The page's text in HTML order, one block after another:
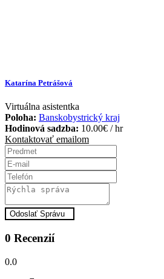
Katarína Petrášová
Virtuálna asistentka
Poloha: Banskobystrický kraj
Hodinová sadzba: 10.00€ / hr
Kontaktovať emailom
Odoslať Správu
0 Recenzií
0.0